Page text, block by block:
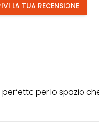
LA TUA RECENSIONE
per lo spazio